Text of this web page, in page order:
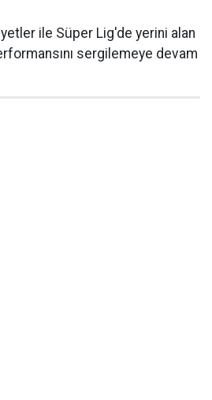
ile Süper Lig'de yerini alan
sergilemeye devam